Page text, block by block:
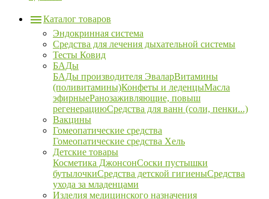
Каталог товаров
Эндокринная система
Средства для лечения дыхательной системы
Тесты Ковид
БАДы
БАДы производителя ЭваларВитамины
(поливитамины)Конфеты и леденцыМасла
эфирныеРанозаживляющие, повыш
регенерациюСредства для ванн (соли, пенки...)
Вакцины
Гомеопатические средства
Гомеопатические средства Хель
Детские товары
Косметика ДжонсонСоски пустышки
бутылочкиСредства детской гигиеныСредства
ухода за младенцами
Изделия медицинского назначения